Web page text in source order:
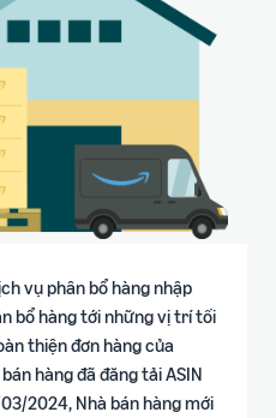
vụ phân bổ hàng nhập
bổ hàng tới những vị trí tối
thiện đơn hàng của
hàng đã đăng tải ASIN
2024, Nhà bán hàng mới